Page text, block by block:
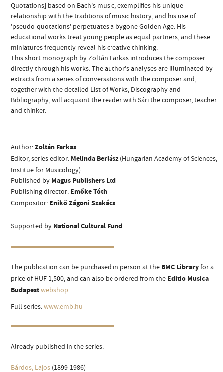
ADDRESS
EMAIL
infokozpont@bmc.hu
PHONE
MUSIC LIBRARY, ONLINE CATALOG
Quotations] based on Bach's music, exemplifies his unique
relationship with the traditions of music history, and his use of
'pseudo-quotations' perpetuates a bygone Golden Age. His
educational works treat young people as equal partners, and these
miniatures frequently reveal his creative thinking.
This short monograph by Zoltán Farkas introduces the composer
directly through his works. The author's analyses are illuminated by
extracts from a series of conversations with the composer and,
together with the detailed List of Works, Discography and
Bibliography, will acquaint the reader with Sári the composer, teacher
and thinker.
Author:Zoltán Farkas
Editor, series editor: MelindaBerlász(Hungarian Academy of Sciences,
Institue for Musicology)
Published by Magus Publishers Ltd
Publishing director: Emőke Tóth
Compositor: Enikő Zágoni Szakács
Supported by National Cultural Fund
The publication can be purchased in person at the BMC Libraryfor a
price of HUF 1,500, and can also be ordered from the Editio Musica
Budapestwebshop
Full series:www.emb.hu
Already published in the series:
Bárdos, Lajos (1899-1986)